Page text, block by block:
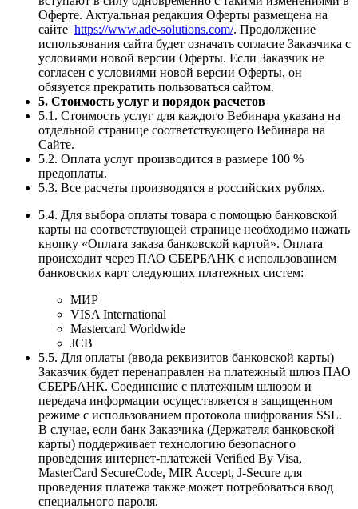
Оферте. Актуальная редакция Оферты размещена на
сайте https://www.ade-solutions.com/. Продолжение
использования сайта будет означать согласие Заказчика с
условиями новой версии Оферты. Если Заказчик не
согласен с условиями новой версии Оферты, он
обязуется прекратить пользоваться сайтом.
5. Стоимость услуг и порядок расчетов
5.1. Стоимость услуг для каждого Вебинара указана на
отдельной странице соответствующего Вебинара на
Сайте.
5.2. Оплата услуг производится в размере 100 %
предоплаты.
5.3. Все расчеты производятся в российских рублях.
5.4. Для выбора оплаты товара с помощью банковской
карты на соответствующей странице необходимо нажать
кнопку «Оплата заказа банковской картой». Оплата
происходит через ПАО СБЕРБАНК с использованием
банковских карт следующих платежных систем:
МИР
VISA International
Mastercard Worldwide
JCB
5.5. Для оплаты (ввода реквизитов банковской карты)
Заказчик будет перенаправлен на платежный шлюз ПАО
СБЕРБАНК. Соединение с платежным шлюзом и
передача информации осуществляется в защищенном
режиме с использованием протокола шифрования SSL.
В случае, если банк Заказчика (Держателя банковской
карты) поддерживает технологию безопасного
проведения интернет-платежей Veriﬁed By Visa,
MasterCard SecureCode, MIR Accept, J-Secure для
проведения платежа также может потребоваться ввод
специального пароля.